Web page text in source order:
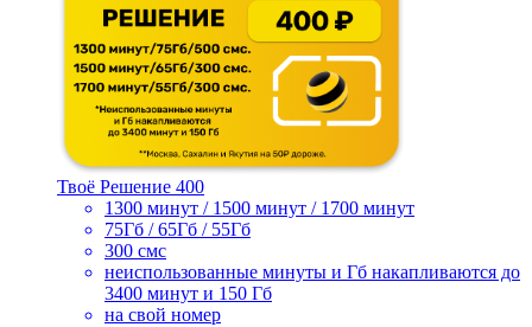
Твоё Решение 400
1300 минут / 1500 минут / 1700 минут
75Гб / 65Гб / 55Гб
300 смс
неиспользованные минуты и Гб накапливаются до
3400 минут и 150 Гб
на свой номер